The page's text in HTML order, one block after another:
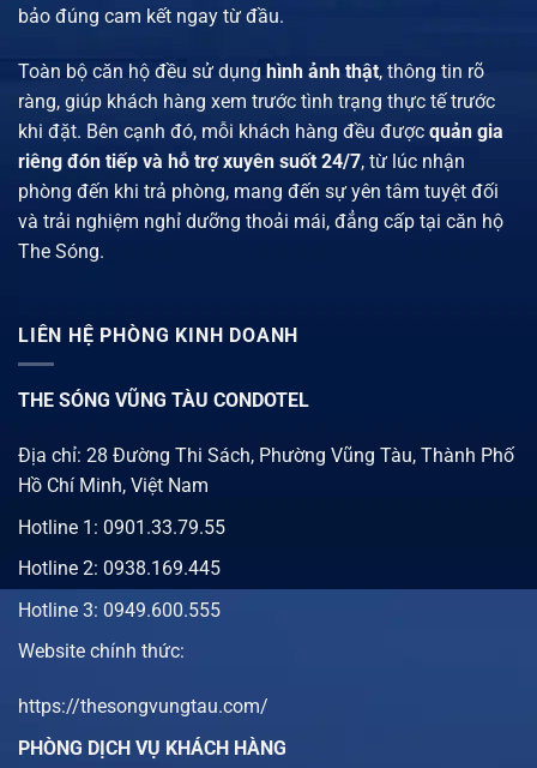
bảo đúng cam kết ngay từ đầu.
Toàn bộ căn hộ đều sử dụng hình ảnh thật, thông tin rõ
ràng, giúp khách hàng xem trước tình trạng thực tế trước
khi đặt. Bên cạnh đó, mỗi khách hàng đều được quản gia
riêng đón tiếp và hỗ trợ xuyên suốt 24/7, từ lúc nhận
phòng đến khi trả phòng, mang đến sự yên tâm tuyệt đối
và trải nghiệm nghỉ dưỡng thoải mái, đẳng cấp tại căn hộ
The Sóng.
LIÊN HỆ PHÒNG KINH DOANH
THE SÓNG VŨNG TÀU CONDOTEL
Địa chỉ: 28 Đường Thi Sách, Phường Vũng Tàu, Thành Phố
Hồ Chí Minh, Việt Nam
Hotline 1: 0901.33.79.55
Hotline 2: 0938.169.445
Hotline 3: 0949.600.555
Website chính thức:
https://thesongvungtau.com/
PHÒNG DỊCH VỤ KHÁCH HÀNG